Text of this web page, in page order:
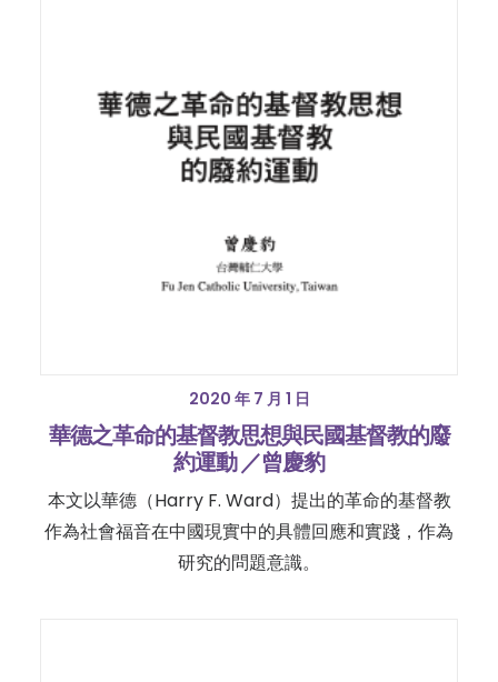
2020 年 7 月 1 日
華德之革命的基督教思想與民國基督教的廢
約運動 ／曾慶豹
本文以華德（Harry F. Ward）提出的革命的基督教
作為社會福音在中國現實中的具體回應和實踐，作為
研究的問題意識。